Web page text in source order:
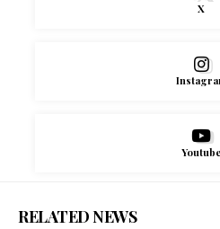
X
Youtube
RELATED NEWS